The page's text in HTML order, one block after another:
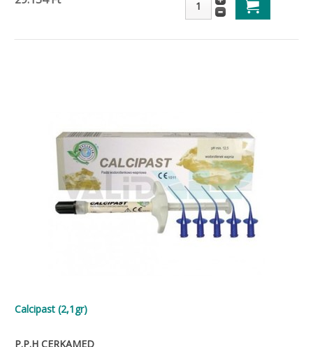
Calcipast (2,1gr)
P.P.H CERKAMED